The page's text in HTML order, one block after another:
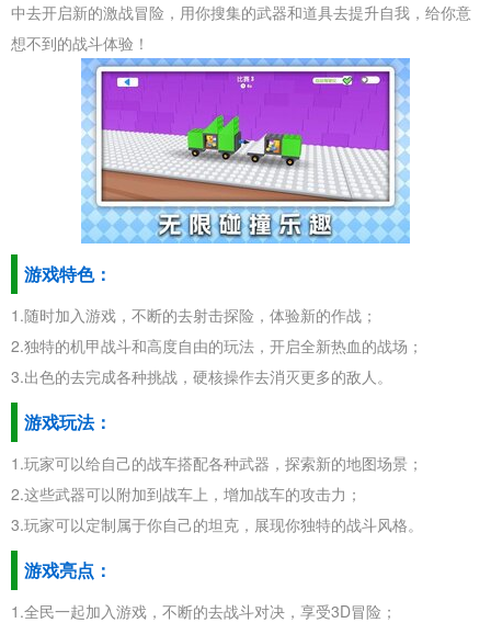
中去开启新的激战冒险，用你搜集的武器和道具去提升自我，给你意
想不到的战斗体验！
游戏特色：
1.随时加入游戏，不断的去射击探险，体验新的作战；
2.独特的机甲战斗和高度自由的玩法，开启全新热血的战场；
3.出色的去完成各种挑战，硬核操作去消灭更多的敌人。
游戏玩法：
1.玩家可以给自己的战车搭配各种武器，探索新的地图场景；
2.这些武器可以附加到战车上，增加战车的攻击力；
3.玩家可以定制属于你自己的坦克，展现你独特的战斗风格。
游戏亮点：
1.全民一起加入游戏，不断的去战斗对决，享受3D冒险；